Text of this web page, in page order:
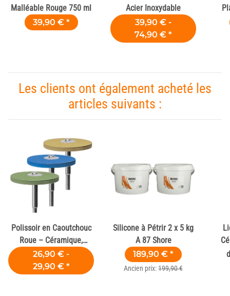
Malléable Rouge 750 ml
39,90 € *
Acier Inoxydable
39,90 € -
74,90 € *
Les clients ont également acheté les
articles suivants :
Polissoir en Caoutchouc
Roue – Céramique,
Zircone et Composite
26,90 € -
29,90 € *
Silicone à Pétrir 2 x 5 kg
A 87 Shore
189,90 € *
Ancien prix:199,90 €